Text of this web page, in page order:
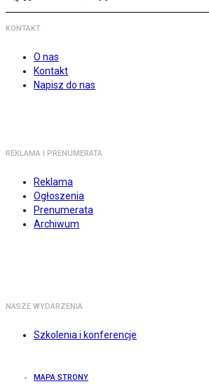
KONTAKT
O nas
Kontakt
Napisz do nas
REKLAMA I PRENUMERATA
Reklama
Ogłoszenia
Prenumerata
Archiwum
NASZE WYDARZENIA
Szkolenia i konferencje
MAPA STRONY